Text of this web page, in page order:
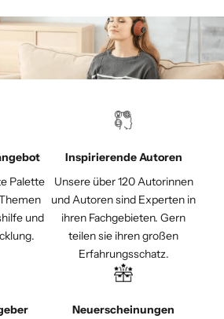
Palette
und
Inspirierende Autoren
Unsere über 120 Autorinnen
und Autoren sind Experten in
ihren Fachgebieten. Gern
teilen sie ihren großen
Erfahrungsschatz.
Neuerscheinungen